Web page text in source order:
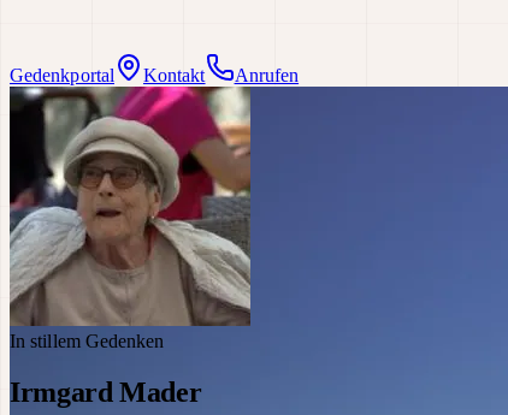
Gedenkportal Kontakt Anrufen
In stillem Gedenken
Irmgard Mader